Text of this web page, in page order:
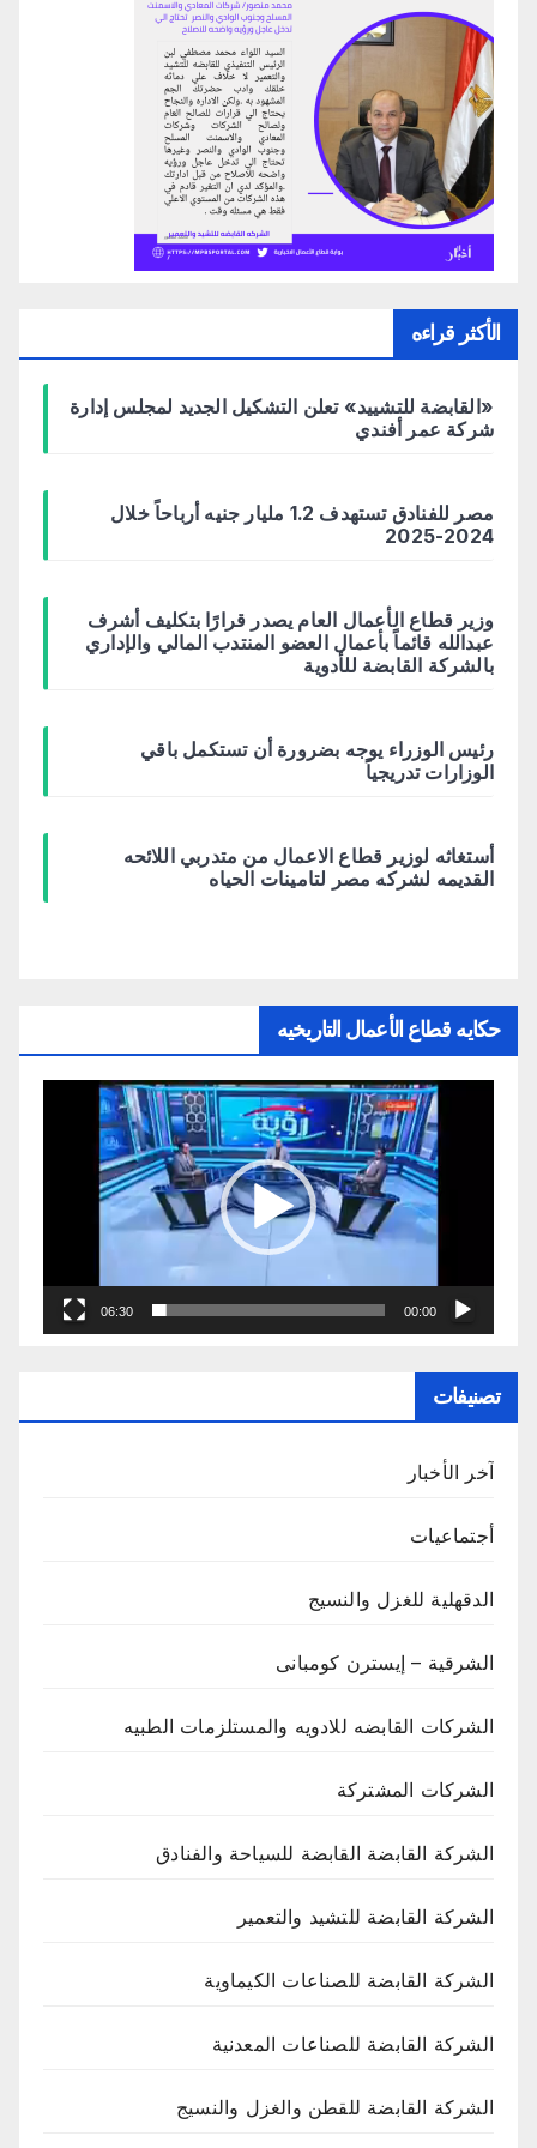
الأكثر قراءه
«القابضة للتشييد» تعلن التشكيل الجديد لمجلس إدارة
شركة عمر أفندي
مصر للفنادق تستهدف 1.2 مليار جنيه أرباحاً خلال
2024-2025
وزير قطاع الأعمال العام يصدر قرارًا بتكليف أشرف
عبدالله قائماً بأعمال العضو المنتدب المالي والإداري
بالشركة القابضة للأدوية
رئيس الوزراء يوجه بضرورة أن تستكمل باقي
الوزارات تدريجياً
أستغاثه لوزير قطاع الاعمال من متدربي اللائحه
القديمه لشركه مصر لتامينات الحياه
حكايه قطاع الأعمال التاريخيه
00:00
06:30
تصنيفات
آخر الأخبار
أجتماعيات
الدقهلية للغزل والنسيج
الشرقية – إيسترن كومبانى
الشركات القابضه للادويه والمستلزمات الطبيه
الشركات المشتركة
الشركة القابضة القابضة للسياحة والفنادق
الشركة القابضة للتشيد والتعمير
الشركة القابضة للصناعات الكيماوية
الشركة القابضة للصناعات المعدنية
الشركة القابضة للقطن والغزل والنسيج